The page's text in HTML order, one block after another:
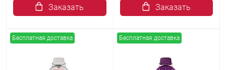
Заказать Заказать
Бесплатная доставка Бесплатная доставка